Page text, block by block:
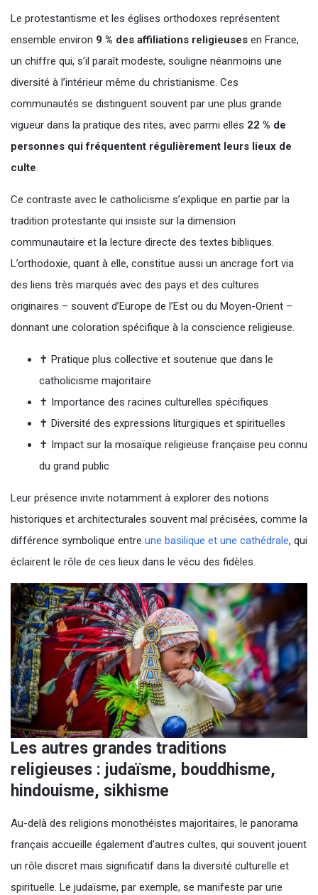
Le protestantisme et les églises orthodoxes représentent
ensemble environ 9 % des affiliations religieuses en France,
un chiffre qui, s’il paraît modeste, souligne néanmoins une
diversité à l’intérieur même du christianisme. Ces
communautés se distinguent souvent par une plus grande
vigueur dans la pratique des rites, avec parmi elles 22 % de
personnes qui fréquentent régulièrement leurs lieux de
culte
Ce contraste avec le catholicisme s’explique en partie par la
tradition protestante qui insiste sur la dimension
communautaire et la lecture directe des textes bibliques.
L’orthodoxie, quant à elle, constitue aussi un ancrage fort via
des liens très marqués avec des pays et des cultures
originaires – souvent d’Europe de l’Est ou du Moyen-Orient –
donnant une coloration spécifique à la conscience religieuse.
✝️ Pratique plus collective et soutenue que dans le
catholicisme majoritaire
✝️ Importance des racines culturelles spécifiques
✝️ Diversité des expressions liturgiques et spirituelles
✝️ Impact sur la mosaïque religieuse française peu connu
du grand public
Leur présence invite notamment à explorer des notions
historiques et architecturales souvent mal précisées, comme la
différence symbolique entre une basilique et une cathédrale, qui
éclairent le rôle de ces lieux dans le vécu des fidèles.
Les autres grandes traditions
religieuses : judaïsme, bouddhisme,
hindouisme, sikhisme
Au-delà des religions monothéistes majoritaires, le panorama
français accueille également d’autres cultes, qui souvent jouent
un rôle discret mais significatif dans la diversité culturelle et
spirituelle. Le judaïsme, par exemple, se manifeste par une